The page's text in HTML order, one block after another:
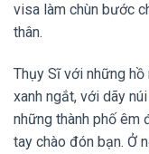
visa làm chùn bước
thân.
Thụy Sĩ với những
xanh ngắt, với dãy
những thành phố êm
tay chào đón bạn. Ở